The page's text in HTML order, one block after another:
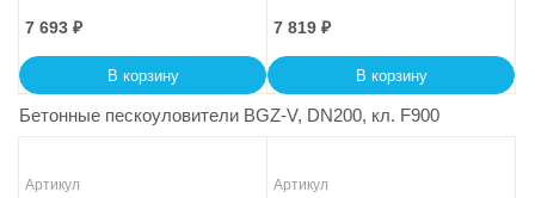
V, № 20-0
7 693 ₽
В корзину
№25-0
7 819 ₽
В корзину
Бетонные пескоуловители BGZ-V, DN200, кл. F900
Артикул Артикул